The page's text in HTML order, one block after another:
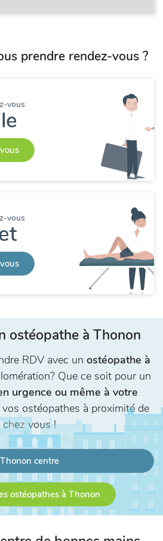
prendre rendez-vous ?
vous
vous
ostéopathe à Thonon
RDV avec un ostéopathe à
Que ce soit pour un
urgence ou même à votre
ostéopathes à proximité de
chez vous !
Thonon centre
ostéopathes à Thonon